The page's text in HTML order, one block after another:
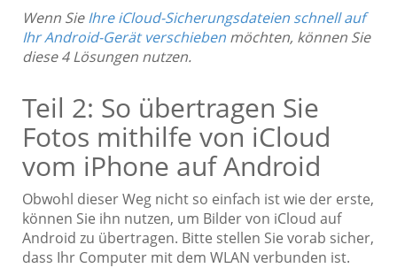
Wenn SieIhre iCloud-Sicherungsdateien schnell auf
Ihr Android-Gerät verschieben möchten, können Sie
diese 4 Lösungen nutzen.
Teil 2: So übertragen Sie
Fotos mithilfe von iCloud
vom iPhone auf Android
Obwohl dieser Weg nicht so einfach ist wie der erste,
können Sie ihn nutzen, um Bilder von iCloud auf
Android zu übertragen. Bitte stellen Sie vorab sicher,
dass Ihr Computer mit dem WLAN verbunden ist.